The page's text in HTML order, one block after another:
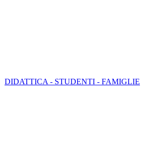
DIDATTICA - STUDENTI - FAMIGLIE